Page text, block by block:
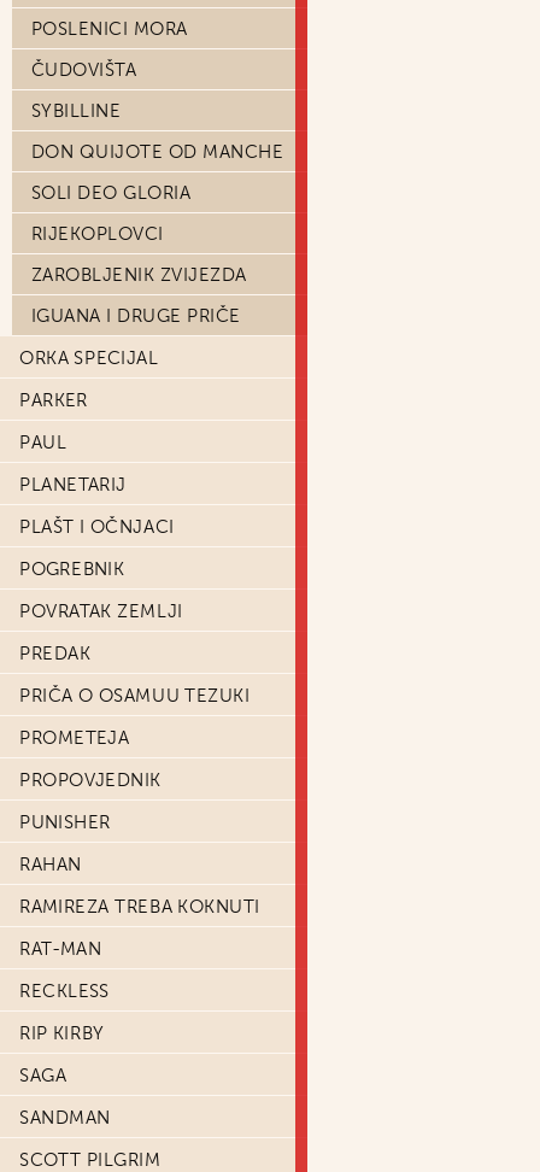
POSLENICI MORA
ČUDOVIŠTA
SYBILLINE
DON QUIJOTE OD MANCHE
SOLI DEO GLORIA
RIJEKOPLOVCI
ZAROBLJENIK ZVIJEZDA
IGUANA I DRUGE PRIČE
ORKA SPECIJAL
PARKER
PAUL
PLANETARIJ
PLAŠT I OČNJACI
POGREBNIK
POVRATAK ZEMLJI
PREDAK
PRIČA O OSAMUU TEZUKI
PROMETEJA
PROPOVJEDNIK
PUNISHER
RAHAN
RAMIREZA TREBA KOKNUTI
RAT-MAN
RECKLESS
RIP KIRBY
SAGA
SANDMAN
SCOTT PILGRIM